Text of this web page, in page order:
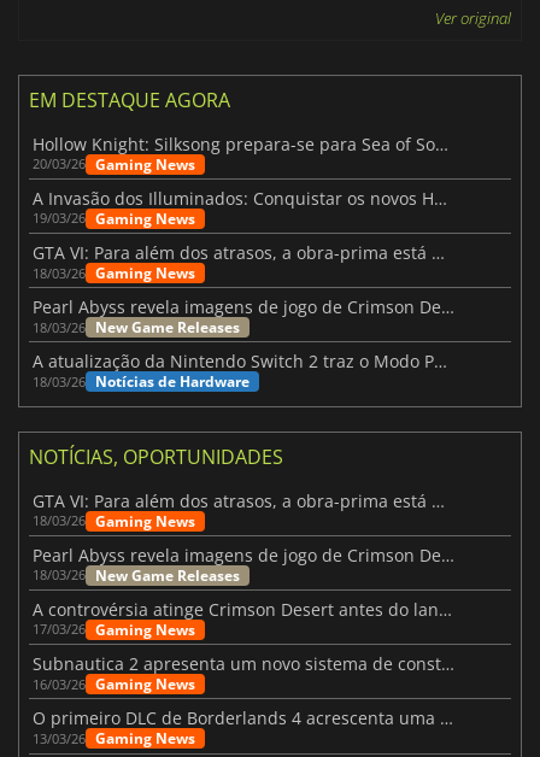
Ver original
EM DESTAQUE AGORA
Hollow Knight: Silksong prepara-se para Sea of Sorrow com um patch
20/03/26 Gaming News
A Invasão dos Illuminados: Conquistar os novos Helldivers 2 Atualização!
19/03/26 Gaming News
GTA VI: Para além dos atrasos, a obra-prima está quase a chegar
18/03/26 Gaming News
Pearl Abyss revela imagens de jogo de Crimson Desert para a PS5
18/03/26 New Game Releases
A atualização da Nintendo Switch 2 traz o Modo Portátil aos jogos mais antigos da Switch
18/03/26 Notícias de Hardware
NOTÍCIAS, OPORTUNIDADES
GTA VI: Para além dos atrasos, a obra-prima está quase a chegar
18/03/26 Gaming News
Pearl Abyss revela imagens de jogo de Crimson Desert para a PS5
18/03/26 New Game Releases
A controvérsia atinge Crimson Desert antes do lançamento
17/03/26 Gaming News
Subnautica 2 apresenta um novo sistema de construção de bases
16/03/26 Gaming News
O primeiro DLC de Borderlands 4 acrescenta uma nova personagem e muito mais
13/03/26 Gaming News